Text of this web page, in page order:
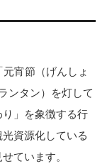
宵節（げんしょ
ンタン）を灯して
」を象徴する行
資源化している
ています。